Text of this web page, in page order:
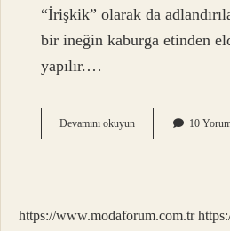
“İrişkik” olarak da
bir ineğin kaburga etinden
yapılır.…
Devamını okuyunSucuğun
Içine
10
https://www.modaforum.com.tr